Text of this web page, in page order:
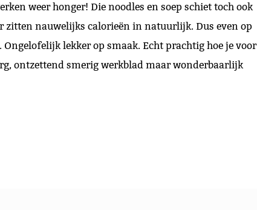
weer honger! Die noodles en soep schiet toch ook
nauwelijks calorieën in natuurlijk. Dus even op
lekker op smaak. Echt prachtig hoe je voor
ontzettend smerig werkblad maar wonderbaarlijk